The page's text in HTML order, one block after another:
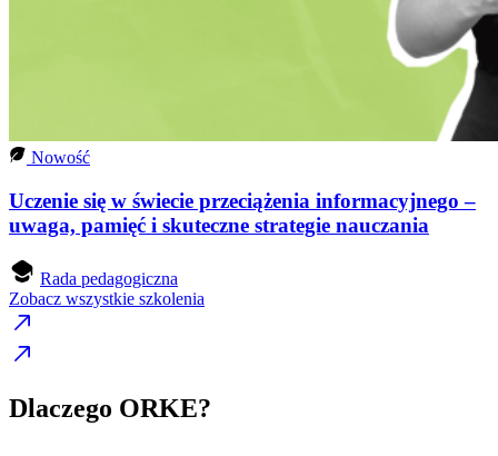
Nowość
Uczenie się w świecie przeciążenia informacyjnego –
uwaga, pamięć i skuteczne strategie nauczania
Rada pedagogiczna
Zobacz wszystkie szkolenia
Dlaczego ORKE?